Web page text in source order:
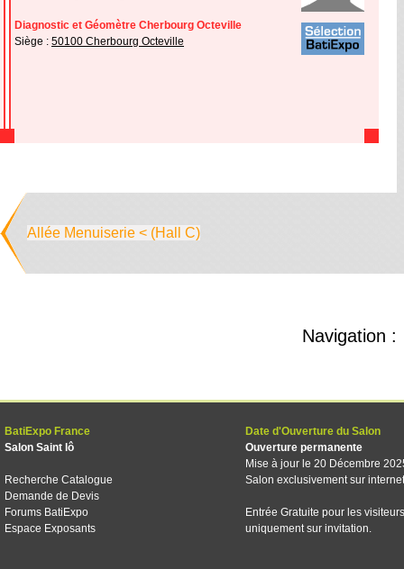
Diagnostic et Géomètre Cherbourg Octeville
Siège : 50100 Cherbourg Octeville
Allée Menuiserie < (Hall C)
Navigation :
BatiExpo France
Salon Saint lô
Recherche Catalogue
Demande de Devis
Forums BatiExpo
Espace Exposants
Date d'Ouverture du Salon
Ouverture permanente
Mise à jour le 20 Décembre
Salon exclusivement sur internet
Entrée Gratuite pour les visiteurs
uniquement sur invitation.